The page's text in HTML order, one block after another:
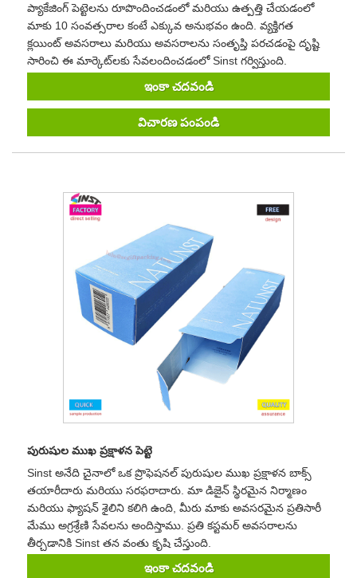
ప్యాకేజింగ్ పెట్టెలను రూపొందించడంలో మరియు ఉత్పత్తి చేయడంలో
మాకు 10 సంవత్సరాల కంటే ఎక్కువ అనుభవం ఉంది. వ్యక్తిగత
క్లయింట్ అవసరాలు మరియు అవసరాలను సంతృప్తి పరచడంపై దృష్టి
సారించి ఈ మార్కెట్‌లకు సేవలందించడంలో Sinst గర్విస్తుంది.
ఇంకా చదవండి
విచారణ పంపండి
పురుషుల ముఖ ప్రక్షాళన పెట్టె
Sinst అనేది చైనాలో ఒక ప్రొఫెషనల్ పురుషుల ముఖ ప్రక్షాళన బాక్స్
తయారీదారు మరియు సరఫరాదారు. మా డిజైన్ స్థిరమైన నిర్మాణం
మరియు ఫ్యాషన్ శైలిని కలిగి ఉంది, మీరు మాకు అవసరమైన ప్రతిసారీ
మేము అగ్రశ్రేణి సేవలను అందిస్తాము. ప్రతి కస్టమర్ అవసరాలను
తీర్చడానికి Sinst తన వంతు కృషి చేస్తుంది.
ఇంకా చదవండి